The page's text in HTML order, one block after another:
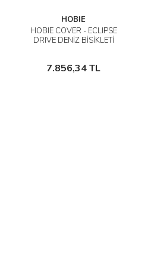
HOBIE
HOBIE COVER - ECLIPSE
DRIVE DENİZ BİSİKLETİ
7.856,34 TL
İncele
Sepete Ekle